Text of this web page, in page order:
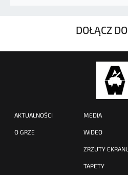
DOŁĄCZ
AKTUALNOŚCI
O GRZE
MEDIA
WIDEO
ZRZUTY
TAPETY